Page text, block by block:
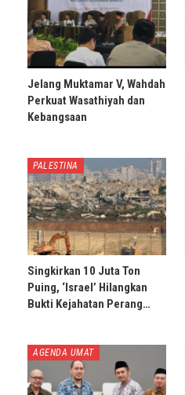
Jelang Muktamar V, Wahdah
Perkuat Wasathiyah dan
Kebangsaan
PALESTINA
Singkirkan 10 Juta Ton
Puing, ‘Israel’ Hilangkan
Bukti Kejahatan Perang…
AGENDA UMAT